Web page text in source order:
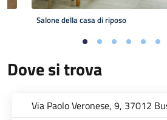
Salone della casa di riposo
Dove si trova
Via Paolo Veronese, 9, 37012